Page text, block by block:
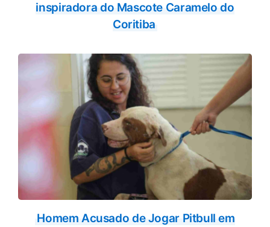
inspiradora do Mascote Caramelo do
Coritiba
Homem Acusado de Jogar Pitbull em